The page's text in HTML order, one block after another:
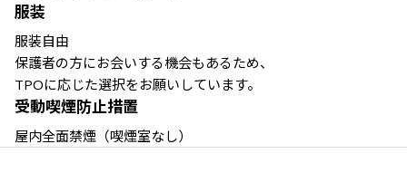
服装
服装自由
保護者の方にお会いする機会もあるため、
TPOに応じた選択をお願いしています。
受動喫煙防止措置
屋内全面禁煙（喫煙室なし）